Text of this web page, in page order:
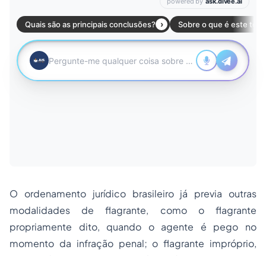
O ordenamento jurídico brasileiro já previa outras
modalidades de flagrante, como o flagrante
propriamente dito, quando o agente é pego no
momento da infração penal; o flagrante impróprio,